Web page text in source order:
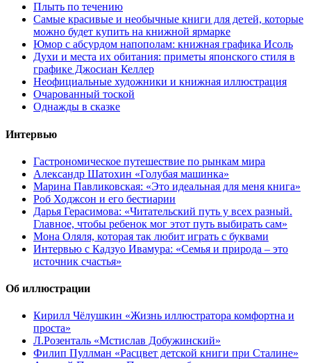
Плыть по течению
Самые красивые и необычные книги для детей, которые
можно будет купить на книжной ярмарке
Юмор с абсурдом напополам: книжная графика Исоль
Духи и места их обитания: приметы японского стиля в
графике Джосиан Келлер
Неофициальные художники и книжная иллюстрация
Очарованный тоской
Однажды в сказке
Интервью
Гастрономическое путешествие по рынкам мира
Александр Шатохин «Голубая машинка»
Марина Павликовская: «Это идеальная для меня книга»
Роб Ходжсон и его бестиарии
Дарья Герасимова: «Читательский путь у всех разный.
Главное, чтобы ребенок мог этот путь выбирать сам»
Мона Оляля, которая так любит играть с буквами
Интервью с Кадзуо Ивамура: «Семья и природа – это
источник счастья»
Об иллюстрации
Кирилл Чёлушкин «Жизнь иллюстратора комфортна и
проста»
Л.Розенталь «Мстислав Добужинский»
Филип Пуллман «Расцвет детской книги при Сталине»